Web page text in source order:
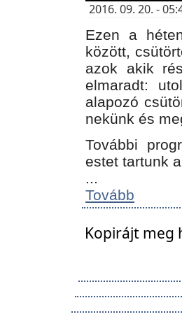
2016. 09. 20. -
Ezen a
között,
azok akik
elmaradt:
alapozó
nekünk és
További
estet tartunk
...
Tovább
Kopirájt meg